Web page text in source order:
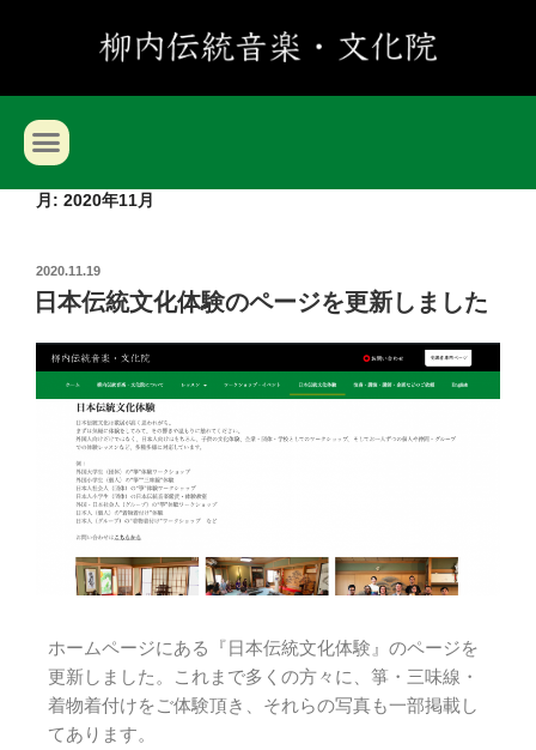
月: 2020年11月
2020.11.19
日本伝統文化体験のページを更新しました
ホームページにある『日本伝統文化体験』のページを
更新しました。これまで多くの方々に、箏・三味線・
着物着付けをご体験頂き、それらの写真も一部掲載し
てあります。